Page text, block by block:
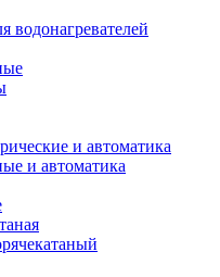
водонагревателей
и автоматика
и автоматика